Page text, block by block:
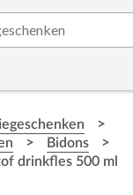
>
> Bidons >
drinkfles 500 ml